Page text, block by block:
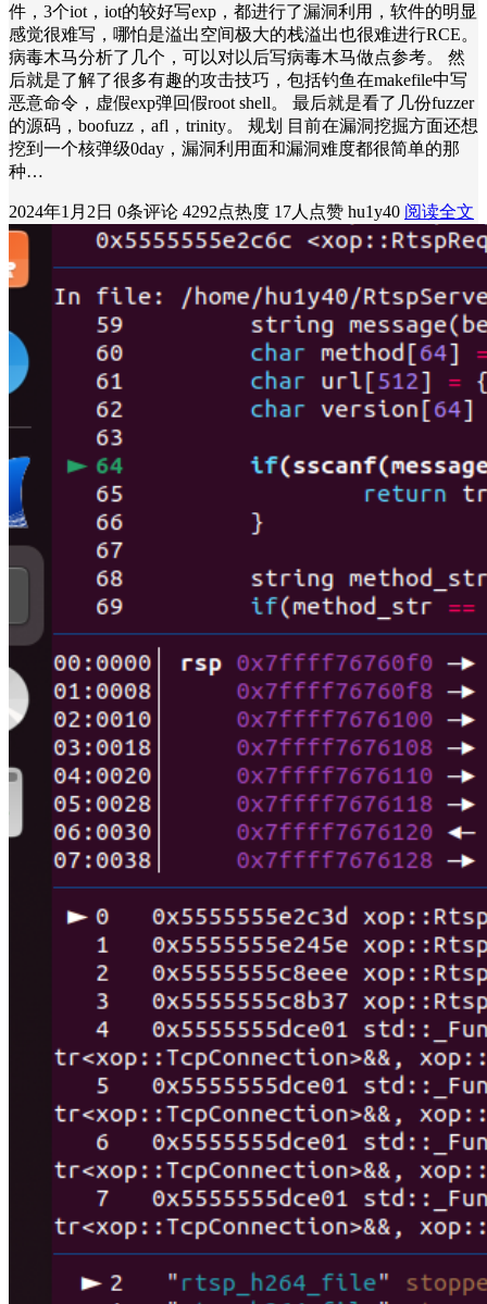
件，3个iot，iot的较好写exp，都进行了漏洞利用，软件的明显
感觉很难写，哪怕是溢出空间极大的栈溢出也很难进行RCE。
病毒木马分析了几个，可以对以后写病毒木马做点参考。 然
后就是了解了很多有趣的攻击技巧，包括钓鱼在makefile中写
恶意命令，虚假exp弹回假root shell。 最后就是看了几份fuzzer
的源码，boofuzz，afl，trinity。 规划 目前在漏洞挖掘方面还想
挖到一个核弹级0day，漏洞利用面和漏洞难度都很简单的那
种…
2024年1月2日 0条评论 4292点热度 17人点赞 hu1y40 阅读全文